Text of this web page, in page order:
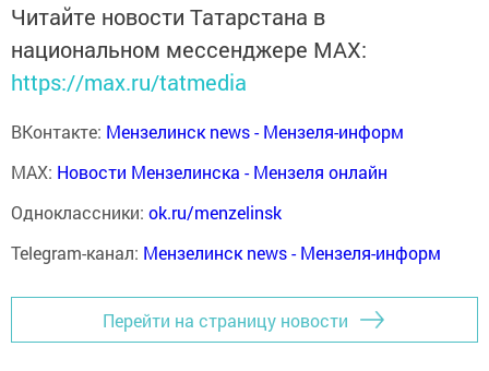
Читайте новости Татарстана в
национальном мессенджере MАХ:
https://max.ru/tatmedia
ВКонтакте: Мензелинск news - Мензеля-информ
MAX: Новости Мензелинска - Мензеля онлайн
Одноклассники: ok.ru/menzelinsk
Telegram-канал: Мензелинск news - Мензеля-информ
Перейти на страницу новости